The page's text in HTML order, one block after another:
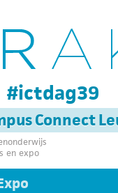
#ictdag39
Connect
en expo